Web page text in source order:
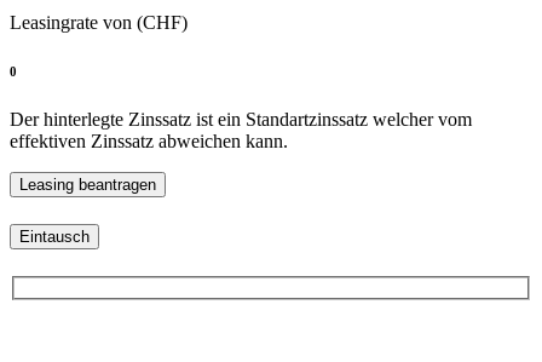
Leasingrate von (CHF)
0
Der hinterlegte Zinssatz ist ein Standartzinssatz welcher vom
effektiven Zinssatz abweichen kann.
Eintausch